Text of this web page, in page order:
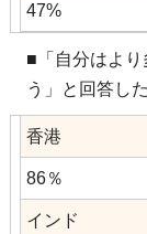
47%
■「自分はよ
う」と回答し
香港
86％
インド